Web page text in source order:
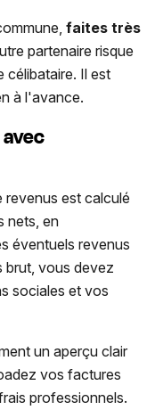
faites très
partenaire risque
célibataire. Il est
à l'avance.
revenus est calculé
nets, en
éventuels revenus
brut, vous devez
sociales et vos
un aperçu clair
vos factures
professionnels.